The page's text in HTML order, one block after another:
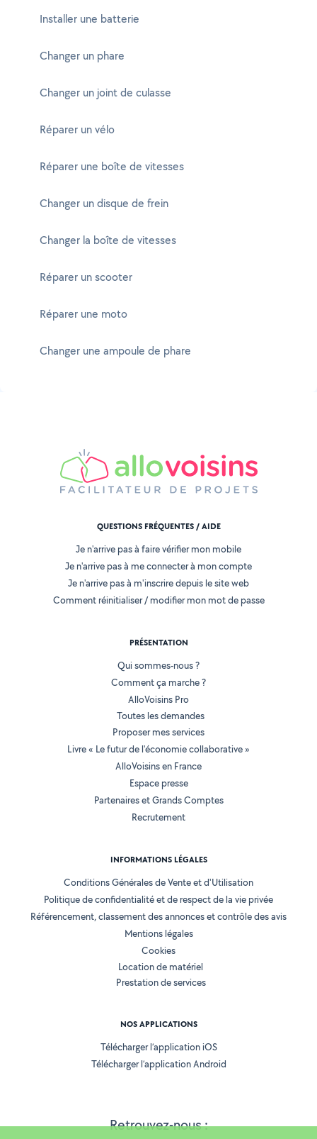
Installer une batterie
Changer un phare
Changer un joint de culasse
Réparer un vélo
Réparer une boîte de vitesses
Changer un disque de frein
Changer la boîte de vitesses
Réparer un scooter
Réparer une moto
Changer une ampoule de phare
Retrouvez-nous :
QUESTIONS FRÉQUENTES / AIDE
Je n'arrive pas à faire vérifier mon mobile
Je n'arrive pas à me connecter à mon compte
Je n'arrive pas à m'inscrire depuis le site web
Comment réinitialiser / modifier mon mot de passe
PRÉSENTATION
Qui sommes-nous ?
Comment ça marche ?
AlloVoisins Pro
Toutes les demandes
Proposer mes services
Livre « Le futur de l'économie collaborative »
AlloVoisins en France
Espace presse
Partenaires et Grands Comptes
Recrutement
INFORMATIONS LÉGALES
Conditions Générales de Vente et d'Utilisation
Politique de confidentialité et de respect de la vie privée
Référencement, classement des annonces et contrôle des avis
Mentions légales
Cookies
Location de matériel
Prestation de services
NOS APPLICATIONS
Télécharger l’application iOS
Télécharger l’application Android